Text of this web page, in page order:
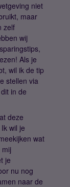
niet
maar
zelf
wij
Als je
wil ik de tip
stellen via
in de
deze
wil je
wat
mij
je
nu nog
naar de